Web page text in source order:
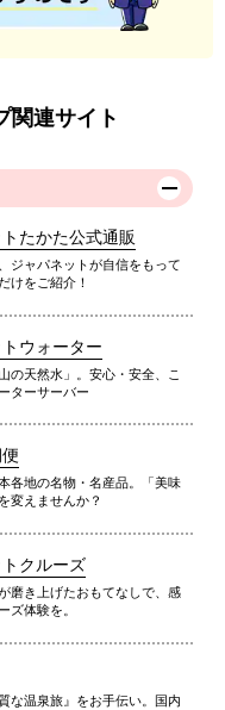
関連サイト
たかた公式通販
ジャパネットが自信をもって
けをご紹介！
ウォーター
の天然水」。安心・安全、こ
ターサーバー
各地の名物・名産品。「美味
変えませんか？
クルーズ
磨き上げたおもてなしで、感
ズ体験を。
な温泉旅』をお手伝い。国内